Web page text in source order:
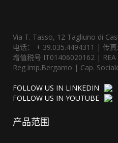
Via T. Tasso, 12 Tagliuno di
电话： + 39.035.4494311 | 传
增值税号 IT01406020162 |
Reg.Imp.Bergamo | Cap.
FOLLOW US IN LINKEDIN
FOLLOW US IN YOUTUBE
产品范围